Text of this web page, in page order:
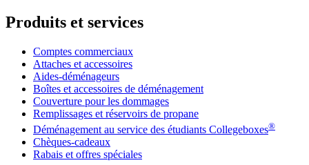
Produits et services
Comptes commerciaux
Attaches et accessoires
Aides-déménageurs
Boîtes et accessoires de déménagement
Couverture pour les dommages
Remplissages et réservoirs de propane
Déménagement au service des étudiants Collegeboxes®
Chèques-cadeaux
Rabais et offres spéciales